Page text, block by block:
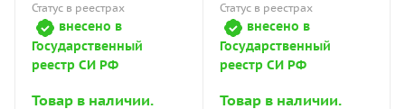
поверкой
Статус в реестрах
внесено в
Государственный
реестр СИ РФ
Товар в наличии.
Статус в реестрах
внесено в
Государственный
реестр СИ РФ
Товар в наличии.